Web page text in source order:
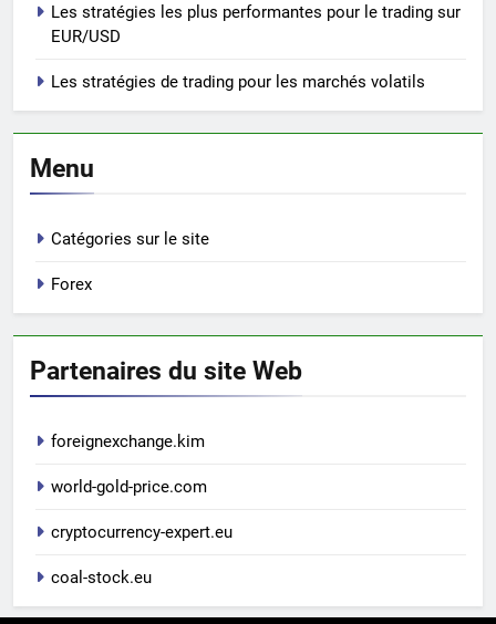
Les stratégies les plus performantes pour le trading sur
EUR/USD
Les stratégies de trading pour les marchés volatils
Menu
Catégories sur le site
Forex
Partenaires du site Web
foreignexchange.kim
world-gold-price.com
cryptocurrency-expert.eu
coal-stock.eu